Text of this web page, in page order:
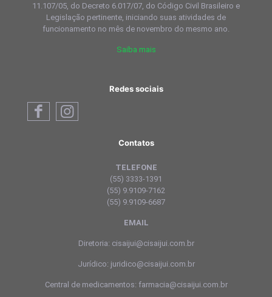
11.107/05, do Decreto 6.017/07, do Código Civil Brasileiro e
Legislação pertinente, iniciando suas atividades de
funcionamento no mês de novembro do mesmo ano.
Saiba mais
Redes sociais
Contatos
TELEFONE
(55) 3333-1391
(55) 9.9109-7162
(55) 9.9109-6687
EMAIL
Diretoria: cisaijui@cisaijui.com.br
Jurídico: juridico@cisaijui.com.br
Central de medicamentos: farmacia@cisaijui.com.br